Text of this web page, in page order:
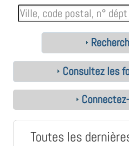
Consultez les
Toutes les